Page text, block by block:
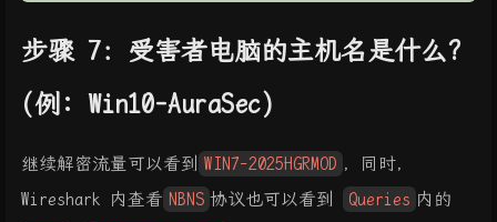
步骤 7：受害者电脑的主机名是什么?
(例: Win10-AuraSec)
继续解密流量可以看到 WIN7-2025HGRMOD ，同时，
Wireshark 内查看 NBNS 协议也可以看到 Queries 内的